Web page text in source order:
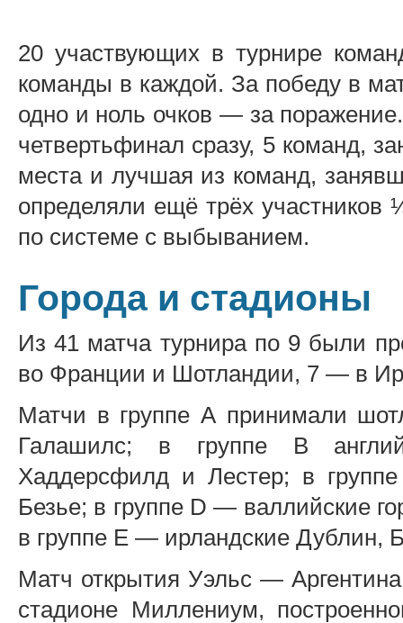
20 участвующих в турнире
команды в каждой. За победу в
одно и ноль очков — за
четвертьфинал сразу, 5 команд,
места и лучшая из команд,
определяли ещё трёх
по системе с выбыванием.
Города и стадионы
Из 41 матча турнира по 9 были
во Франции и Шотландии, 7 — в
Матчи в группе А принимали
Галашилс; в группе B
Хаддерсфилд и Лестер; в
Безье; в группе D — валлийские
в группе E — ирландские Дублин,
Матч открытия Уэльс —
стадионе Миллениум,